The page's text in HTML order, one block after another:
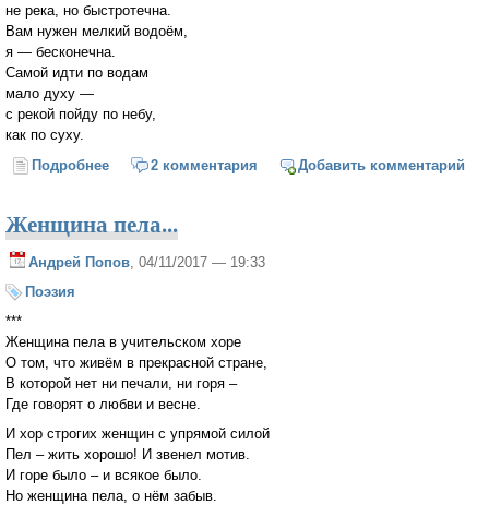
не река, но быстротечна.
Вам нужен мелкий водоём,
я — бесконечна.
Самой идти по водам
мало духу —
с рекой пойду по небу,
как по суху.
Подробнее о Грустит река...
2 комментария Добавить комментарий
Женщина пела...
Андрей Попов, 04/11/2017 — 19:33
Поэзия
***
Женщина пела в учительском хоре
О том, что живём в прекрасной стране,
В которой нет ни печали, ни горя –
Где говорят о любви и весне.
И хор строгих женщин с упрямой силой
Пел – жить хорошо! И звенел мотив.
И горе было – и всякое было.
Но женщина пела, о нём забыв.